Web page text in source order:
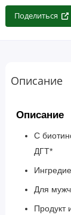
Поделиться
Описание
Описание
С
ДГТ*
Для
Продукт